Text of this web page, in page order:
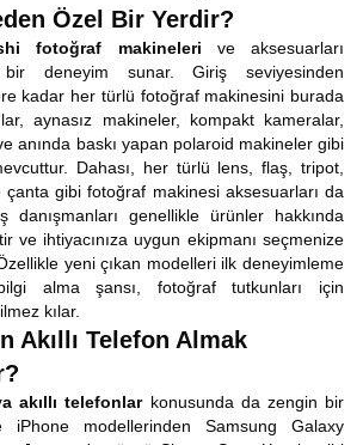
Özel Bir Yerdir?
fotoğraf makineleri ve aksesuarları
deneyim sunar. Giriş seviyesinden
kadar her türlü fotoğraf makinesini burada
aynasız makineler, kompakt kameralar,
anında baskı yapan polaroid makineler gibi
Dahası, her türlü lens, flaş, tripot,
çanta gibi fotoğraf makinesi aksesuarları da
danışmanları genellikle ürünler hakkında
ve ihtiyacınıza uygun ekipmanı seçmenize
yeni çıkan modelleri ilk deneyimleme
alma şansı, fotoğraf tutkunları için
kılar.
Akıllı Telefon Almak
akıllı telefonlarkonusunda da zengin bir
iPhone modellerinden Samsung Galaxy